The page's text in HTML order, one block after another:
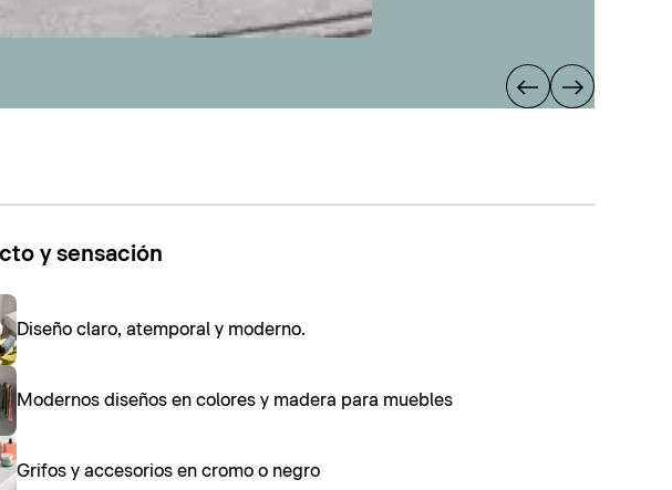
y sensación
Diseño claro, atemporal y moderno.
Modernos diseños en colores y madera para muebles
Grifos y accesorios en cromo o negro